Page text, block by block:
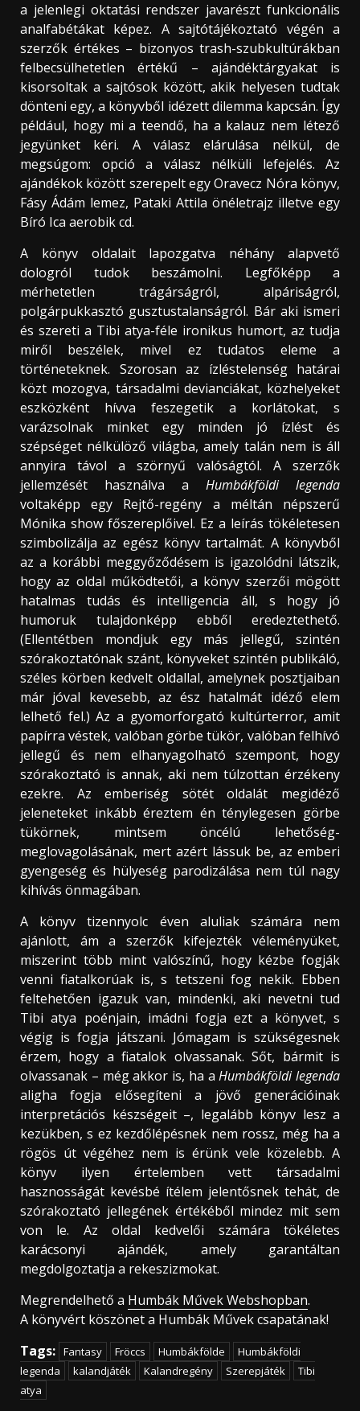
a jelenlegi oktatási rendszer javarészt funkcionális
analfabétákat képez. A sajtótájékoztató végén a
szerzők értékes – bizonyos trash-szubkultúrákban
felbecsülhetetlen értékű – ajándéktárgyakat is
kisorsoltak a sajtósok között, akik helyesen tudtak
dönteni egy, a könyvből idézett dilemma kapcsán. Így
például, hogy mi a teendő, ha a kalauz nem létező
jegyünket kéri. A válasz elárulása nélkül, de
megsúgom: opció a válasz nélküli lefejelés. Az
ajándékok között szerepelt egy Oravecz Nóra könyv,
Fásy Ádám lemez, Pataki Attila önéletrajz illetve egy
Bíró Ica aerobik cd.
A könyv oldalait lapozgatva néhány alapvető
dologról tudok beszámolni. Legfőképp a
mérhetetlen trágárságról, alpáriságról,
polgárpukkasztó gusztustalanságról. Bár aki ismeri
és szereti a Tibi atya-féle ironikus humort, az tudja
miről beszélek, mivel ez tudatos eleme a
történeteknek. Szorosan az ízléstelenség határai
közt mozogva, társadalmi devianciákat, közhelyeket
eszközként hívva feszegetik a korlátokat, s
varázsolnak minket egy minden jó ízlést és
szépséget nélkülöző világba, amely talán nem is áll
annyira távol a szörnyű valóságtól. A szerzők
jellemzését használva a Humbákföldi legenda
voltaképp egy Rejtő-regény a méltán népszerű
Mónika show főszereplőivel. Ez a leírás tökéletesen
szimbolizálja az egész könyv tartalmát. A könyvből
az a korábbi meggyőződésem is igazolódni látszik,
hogy az oldal működtetői, a könyv szerzői mögött
hatalmas tudás és intelligencia áll, s hogy jó
humoruk tulajdonképp ebből eredeztethető.
(Ellentétben mondjuk egy más jellegű, szintén
szórakoztatónak szánt, könyveket szintén publikáló,
széles körben kedvelt oldallal, amelynek posztjaiban
már jóval kevesebb, az ész hatalmát idéző elem
lelhető fel.) Az a gyomorforgató kultúrterror, amit
papírra véstek, valóban görbe tükör, valóban felhívó
jellegű és nem elhanyagolható szempont, hogy
szórakoztató is annak, aki nem túlzottan érzékeny
ezekre. Az emberiség sötét oldalát megidéző
jeleneteket inkább éreztem én ténylegesen görbe
tükörnek, mintsem öncélú lehetőség-
meglovagolásának, mert azért lássuk be, az emberi
gyengeség és hülyeség parodizálása nem túl nagy
kihívás önmagában.
A könyv tizennyolc éven aluliak számára nem
ajánlott, ám a szerzők kifejezték véleményüket,
miszerint több mint valószínű, hogy kézbe fogják
venni fiatalkorúak is, s tetszeni fog nekik. Ebben
feltehetően igazuk van, mindenki, aki nevetni tud
Tibi atya poénjain, imádni fogja ezt a könyvet, s
végig is fogja játszani. Jómagam is szükségesnek
érzem, hogy a fiatalok olvassanak. Sőt, bármit is
olvassanak – még akkor is, ha aHumbákföldi legenda
aligha fogja elősegíteni a jövő generációinak
interpretációs készségeit –, legalább könyv lesz a
kezükben, s ez kezdőlépésnek nem rossz, még ha a
rögös út végéhez nem is érünk vele közelebb. A
könyv ilyen értelemben vett társadalmi
hasznosságát kevésbé ítélem jelentősnek tehát, de
szórakoztató jellegének értékéből mindez mit sem
von le. Az oldal kedvelői számára tökéletes
karácsonyi ajándék, amely garantáltan
megdolgoztatja a rekeszizmokat.
Megrendelhető a Humbák Művek Webshopban.
A könyvért köszönet a Humbák Művek csapatának!
Tags: Fantasy Fröccs Humbákfölde
Humbákföldi
legenda
kalandjáték Kalandregény Szerepjáték
Tibi
atya